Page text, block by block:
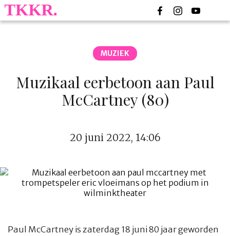
MUZIEK
Muzikaal eerbetoon aan Paul
McCartney (80)
20 juni 2022, 14:06
Paul McCartney is zaterdag 18 juni 80 jaar geworden